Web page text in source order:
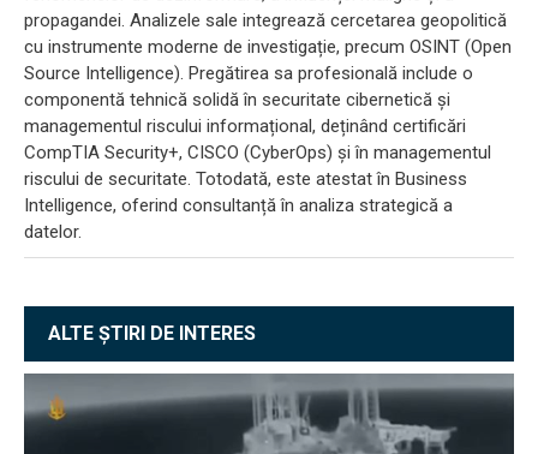
propagandei. Analizele sale integrează cercetarea geopolitică
cu instrumente moderne de investigație, precum OSINT (Open
Source Intelligence). Pregătirea sa profesională include o
componentă tehnică solidă în securitate cibernetică și
managementul riscului informațional, deținând certificări
CompTIA Security+, CISCO (CyberOps) și în managementul
riscului de securitate. Totodată, este atestat în Business
Intelligence, oferind consultanță în analiza strategică a
datelor.
ALTE ȘTIRI DE INTERES